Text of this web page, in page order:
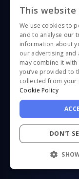
G2 Best Software
plateforme
Plateforme
c'est + 10
Guide des Tarifs
valeur
À quoi sert
tarifs
Comment
fidéliser
Français
This website
We use cookies to
and to analyse our
information about
our advertising and
may combine it
you’ve provided to
collected from your
Cookie Policy
DON'T